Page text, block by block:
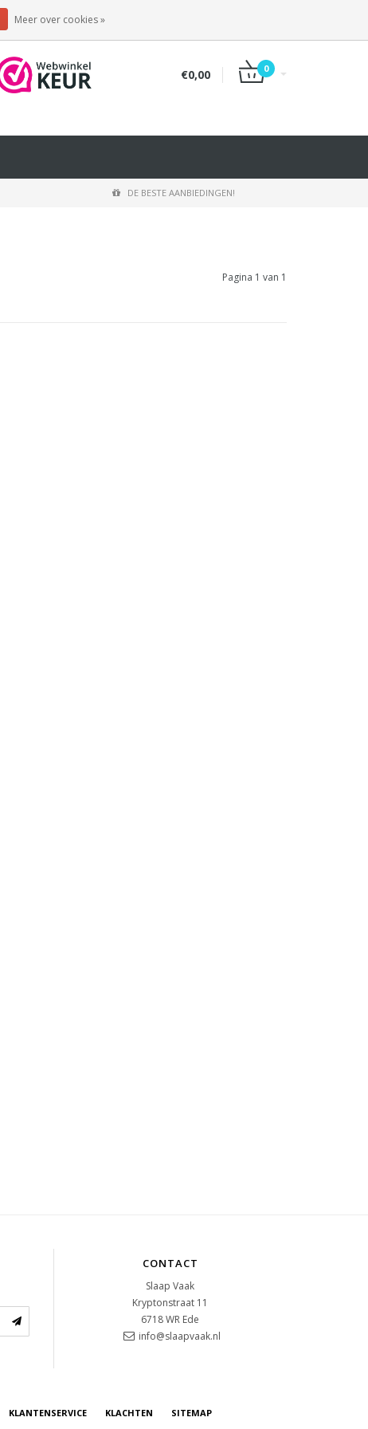
€0,00 0
DE BESTE AANBIEDINGEN!
Pagina 1 van 1
CONTACT
Slaap Vaak
Kryptonstraat 11
6718 WR Ede
info@slaapvaak.nl
KLANTENSERVICE KLACHTEN SITEMAP
Meer over cookies »